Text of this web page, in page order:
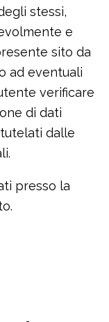
stessi,
e
sito da
ad eventuali
verificare
di dati
dalle
presso la